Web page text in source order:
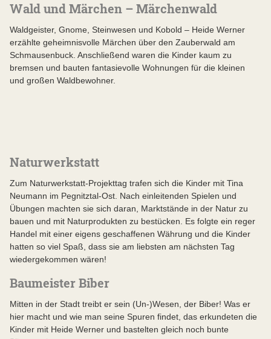
Wald und Märchen – Märchenwald
Waldgeister, Gnome, Steinwesen und Kobold – Heide Werner
erzählte geheimnisvolle Märchen über den Zauberwald am
Schmausenbuck. Anschließend waren die Kinder kaum zu
bremsen und bauten fantasievolle Wohnungen für die kleinen
und großen Waldbewohner.
Naturwerkstatt
Zum Naturwerkstatt-Projekttag trafen sich die Kinder mit Tina
Neumann im Pegnitztal-Ost. Nach einleitenden Spielen und
Übungen machten sie sich daran, Marktstände in der Natur zu
bauen und mit Naturprodukten zu bestücken. Es folgte ein reger
Handel mit einer eigens geschaffenen Währung und die Kinder
hatten so viel Spaß, dass sie am liebsten am nächsten Tag
wiedergekommen wären!
Baumeister Biber
Mitten in der Stadt treibt er sein (Un-)Wesen, der Biber! Was er
hier macht und wie man seine Spuren findet, das erkundeten die
Kinder mit Heide Werner und bastelten gleich noch bunte